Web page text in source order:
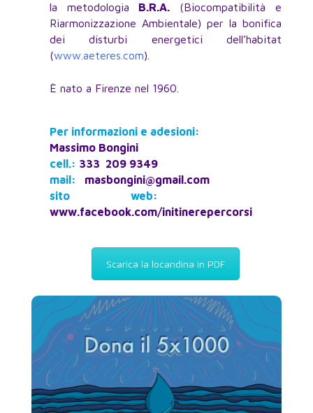
la metodologia B.R.A. (Biocompatibilità e
Riarmonizzazione Ambientale) per la bonifica
dei disturbi energetici dell’habitat
(www.aeteres.com).
È nato a Firenze nel 1960.
Per informazioni e adesioni:
Massimo Bongini
cell.: 333 209 9349
mail:
masbongini@gmail.com
sito web:
www.facebook.com/initinerepercorsi
Scarica la locandina in PDF